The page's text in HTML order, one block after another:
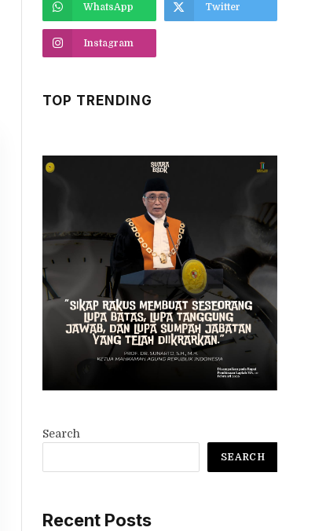
WhatsApp Twitter
Instagram
TOP TRENDING
Search
SEARCH
Recent Posts